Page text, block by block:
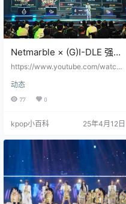
Netmarble × (G)I-DLE 强强
联手！
https://www.youtube.com/watch?
nel=%EB%82%98%ED%98%BC%
EC%9E%90%EB%A7%8C%EB%A
m/watch?v=pdUV1R2ZObs http
动态
77 0
kpop小百科 25年4月12日